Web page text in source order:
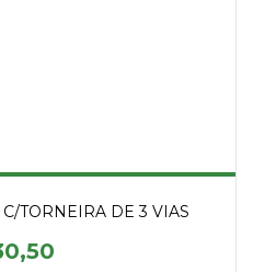
TORNEIRA DE 3 VIAS